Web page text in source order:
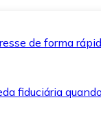
de forma
fiduciária